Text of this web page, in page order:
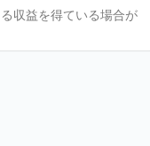
収益を得ている場合が